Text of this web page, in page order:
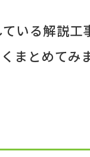
いる解説
まとめて